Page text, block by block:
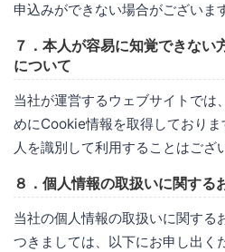
申込みができない場合がございま
７．本人が容易に知覚できない
について
当社が運営するウェブサイトでは
めにCookie情報を取得しており
人を識別して利用することはござ
８．個人情報の取扱いに関する
当社の個人情報の取扱いに関する
つきましては、以下にお申し出く